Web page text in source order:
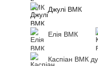
Джулі ВМК
Елія ВМК
Каспіан ВМК